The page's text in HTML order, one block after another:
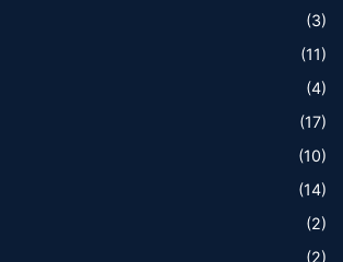
(3)
(11)
(4)
(17)
(10)
(14)
(2)
(2)